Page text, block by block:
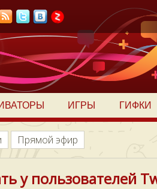
ИГРЫ ГИФКИ
Прямой эфир
у пользователей